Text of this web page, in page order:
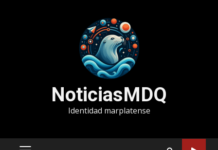
NoticiasMDQ
Identidad marplatense